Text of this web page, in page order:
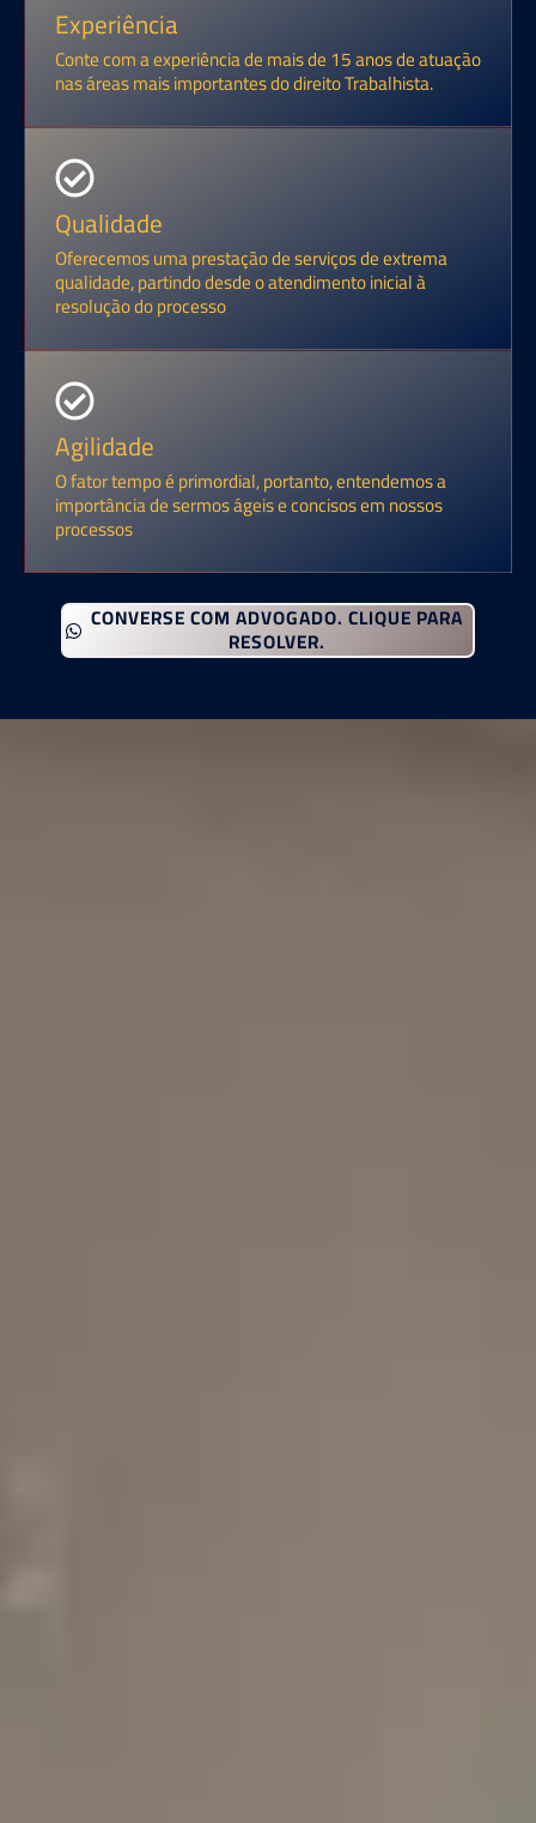
Experiência
Conte com a experiência de mais de 15 anos de atuação
nas áreas mais importantes do direito Trabalhista.
Qualidade
Oferecemos uma prestação de serviços de extrema
qualidade, partindo desde o atendimento inicial à
resolução do processo
Agilidade
O fator tempo é primordial, portanto, entendemos a
importância de sermos ágeis e concisos em nossos
processos
CONVERSE COM ADVOGADO. CLIQUE PARA
RESOLVER.